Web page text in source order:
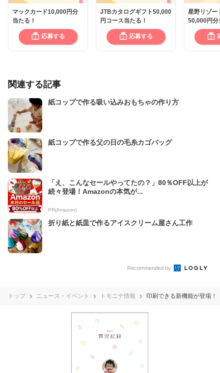
マックカード10,000円分
当たる！
応募する
JTBカタログギフト50,000
円コース当たる！
応募する
星野リゾー
50,000円分
関連する記事
紙コップで作る吸い込みおもちゃの作り方
紙コップで作る父の日の毛糸カゴバッグ
「え、こんなセールやってたの？」80％OFF以上が
続々登場！Amazonの本気が...
PR(Amazon)
折り紙と紙皿で作るアイスクリーム屋さん工作
Recommended by
トップ ニュース・イベント トモニテ情報 印刷できる新機能が登場